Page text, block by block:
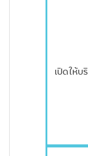
เปิดให้